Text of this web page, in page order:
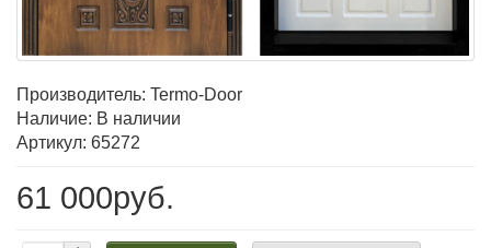
Производитель: Termo-Door
Наличие: В наличии
Артикул: 65272
61 000руб.